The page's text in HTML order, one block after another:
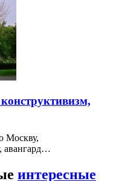
Москву,
авангард…
интересные